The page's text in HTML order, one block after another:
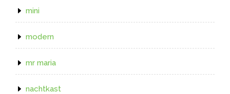
mini
modern
mr maria
nachtkast